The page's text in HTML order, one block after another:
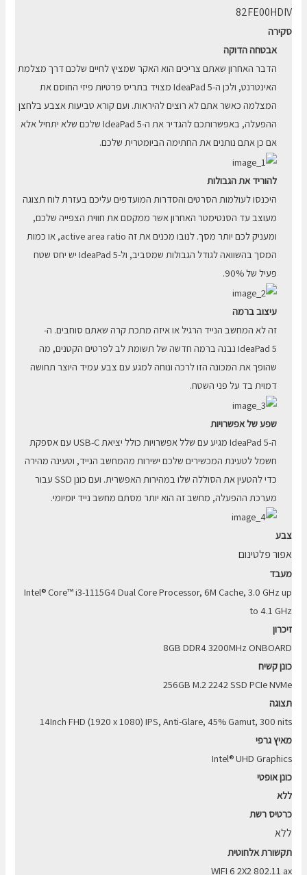
82FE00HDIV
סקירה
אבטחה הדוקה
הדבר האחרון שאתם צריכים הוא האקר שמציץ לחיים שלכם דרך מצלמת
האינטרנט, ולכן ה-IdeaPad 5 מצויד בתריס פרטיות פיזי החוסם את
המצלמה כאשר אתם לא רוצים להיראות. ועם קורא טביעות אצבע בלחצן
ההפעלה, באפשרותכם להגדיר את ה-IdeaPad 5 שלכם שלא יתחיל אלא
אם כן אתם נותנים את החתימה הביומטרית שלכם.
להוריד את הגבולות
היכנסו לעולמות הסרטים והסדרות המועדפים עליכם בעזרת לוח תצוגה
מעוצב עד הסנטימטר האחרון אשר ממקסם את חווית הצפייה שלכם,
ומעניק לכם יותר מסך. לנובו מכנים את זה active area ratio, או כמות
המסך בהשוואה לגודל הגבולות שמסביב, ול-IdeaPad 5 יש יחס שטח
פעיל של 90%.
עיצוב ברמה
זה לא המחשב הנייד הרגיל או איזה מתכת קרה שאתם סוחבים. ה-
IdeaPad 5 נבנה ברמה חדשה של תשומת לב לפרטים הקטנים, מה
שהופך את המכונה הזו לרכה ונוחה למגע עם צבע עמיד היוצר תחושה
דמוית בד על פני השטח.
שפע של אפשרויות
ה-IdeaPad 5 מגיע עם שלל אפשרויות כולל יציאת USB-C עם אספקת
חשמל לטעינת המכשירים שלכם ישירות מהמחשב הנייד, וטעינה מהירה
כדי להטעין את הסוללה שלו במהירות האפשרית. ועם כונן SSD עבור
מערכת ההפעלה, מחשב זה הוא יותר מסתם מחשב נייד יומיומי.
צבע
אפור פלטינום
מעבד
Intel® Core™ i3-1115G4 Dual Core Processor, 6M Cache, 3.0 GHz up
to 4.1 GHz
זיכרון
8GB DDR4 3200MHz ONBOARD
כונן קשיח
256GB M.2 2242 SSD PCIe NVMe
תצוגה
14Inch FHD (1920 x 1080) IPS, Anti-Glare, 45% Gamut, 300 nits
מאיץ גרפי
Intel® UHD Graphics
כונן אופטי
ללא
כרטיס רשת
ללא
תקשורת אלחוטית
WIFI 6 2X2 802.11 ax